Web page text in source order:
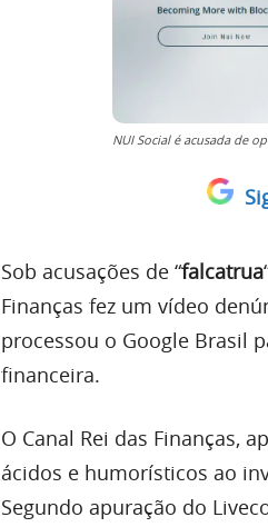
NUI Social é acusada de
Sob acusações de “falcatrua
Finanças fez um vídeo
processou o Google Brasil
financeira.
O Canal Rei das Finanças,
ácidos e humorísticos ao
Segundo apuração do